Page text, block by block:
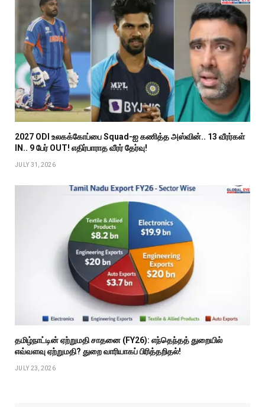
2027 ODI உலகக்கோப்பை Squad-ஐ கணித்த அஸ்வின்.. 13 வீரர்கள்
IN.. 9 பேர் OUT! எதிர்பாராத வீரர் தேர்வு!
JULY 31, 2026
தமிழ்நாட்டின் ஏற்றுமதி சாதனை (FY26): எந்தெந்தத் துறையில்
எவ்வளவு ஏற்றுமதி? துறை வாரியாகப் பிரித்தறிதல்!
JULY 23, 2026